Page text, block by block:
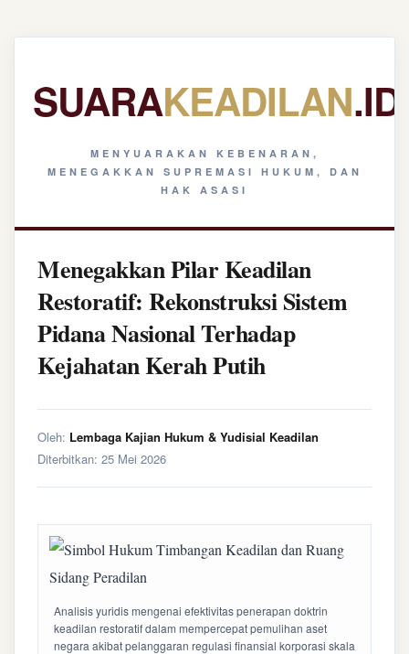
SUARAKEADILAN.ID
MENYUARAKAN KEBENARAN,
MENEGAKKAN SUPREMASI HUKUM, DAN
HAK ASASI
Menegakkan Pilar Keadilan
Restoratif: Rekonstruksi Sistem
Pidana Nasional Terhadap
Kejahatan Kerah Putih
Oleh: Lembaga Kajian Hukum & Yudisial Keadilan
Diterbitkan: 25 Mei 2026
Analisis yuridis mengenai efektivitas penerapan doktrin
keadilan restoratif dalam mempercepat pemulihan aset
negara akibat pelanggaran regulasi finansial korporasi skala